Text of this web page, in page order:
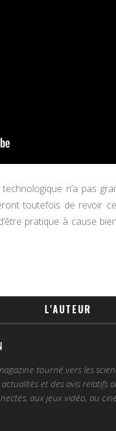
n’a pas
toutefois de revoir
pratique à cause
L'AUTEUR
tourné vers les
et des avis relatifs
aux jeux vidéo, au